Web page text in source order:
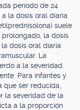
período de 24
la dosis oral diaria
suele
prolongado, la dosis
dosis oral diaria
La
a la severidad
Para infantes y
que ser reducida,
la severidad de la
a la proporción